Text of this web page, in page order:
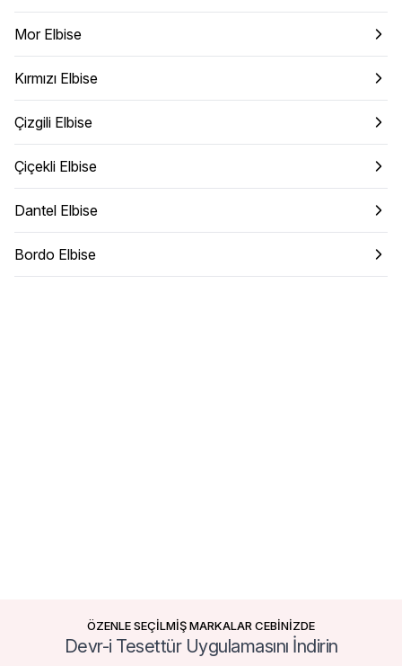
Mor Elbise
Kırmızı Elbise
Çizgili Elbise
Çiçekli Elbise
Dantel Elbise
Bordo Elbise
ÖZENLE SEÇİLMİŞ MARKALAR CEBİNİZDE
Devr-i Tesettür Uygulamasını İndirin